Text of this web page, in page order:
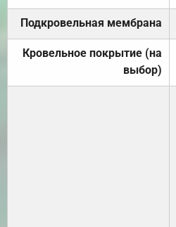
Подкровельная мембрана
Кровельное покрытие (на
выбор)